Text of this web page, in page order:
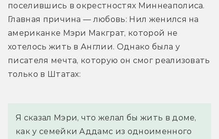
поселившись в окрестностях Миннеаполиса.
Главная причина — любовь: Нил женился на
американке Мэри Макграт, которой не
хотелось жить в Англии. Однако была у
писателя мечта, которую он смог реализовать
только в Штатах:
Я сказал Мэри, что желал бы жить в доме,
как у семейки Аддамс из одноименного